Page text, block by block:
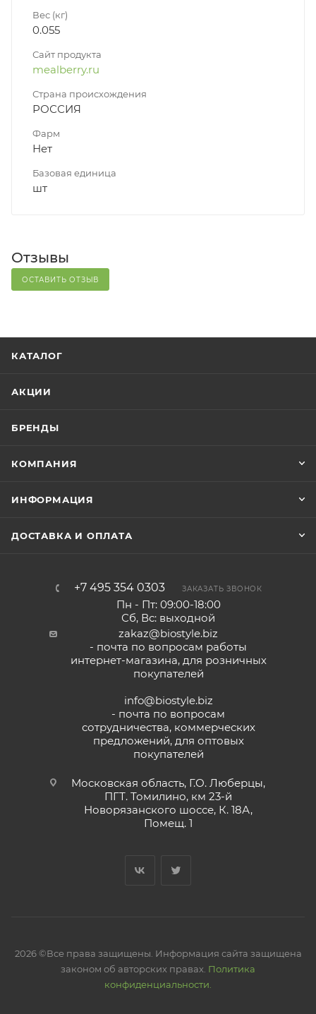
Вес (кг)
0.055
Сайт продукта
mealberry.ru
Страна происхождения
РОССИЯ
Фарм
Нет
Базовая единица
шт
Отзывы
ОСТАВИТЬ ОТЗЫВ
КАТАЛОГ
АКЦИИ
БРЕНДЫ
КОМПАНИЯ
ИНФОРМАЦИЯ
ДОСТАВКА И ОПЛАТА
+7 495 354 0303 ЗАКАЗАТЬ ЗВОНОК
Пн - Пт: 09:00-18:00
Сб, Вс: выходной
zakaz@biostyle.biz
- почта по вопросам работы
интернет-магазина, для розничных
покупателей
info@biostyle.biz
- почта по вопросам
сотрудничества, коммерческих
предложений, для оптовых
покупателей
Московская область, Г.О. Люберцы,
ПГТ. Томилино, км 23-й
Новорязанского шоссе, К. 18А,
Помещ. 1
2026 ©Все права защищены. Информация сайта защищена
законом об авторских правах. Политика
конфиденциальности.